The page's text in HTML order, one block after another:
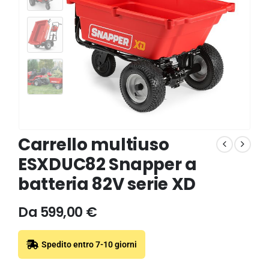
Carrello multiuso
ESXDUC82 Snapper a
batteria 82V serie XD
Da 599,00 €
Spedito entro 7-10 giorni